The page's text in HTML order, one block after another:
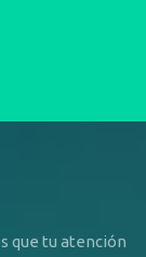
que tu atención